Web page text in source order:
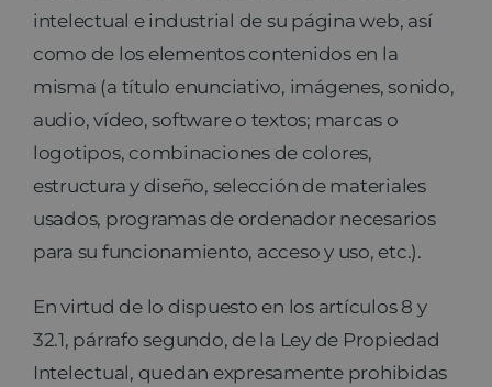
intelectual e industrial de su página web, así
como de los elementos contenidos en la
misma (a título enunciativo, imágenes, sonido,
audio, vídeo, software o textos; marcas o
logotipos, combinaciones de colores,
estructura y diseño, selección de materiales
usados, programas de ordenador necesarios
para su funcionamiento, acceso y uso, etc.).
En virtud de lo dispuesto en los artículos 8 y
32.1, párrafo segundo, de la Ley de Propiedad
Intelectual, quedan expresamente prohibidas